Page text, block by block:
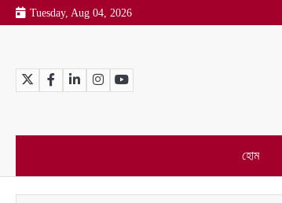
Skip
to
Tuesday, Aug 04, 2026
TwitterFacebookLinkedInInstagramYouTube
হোম